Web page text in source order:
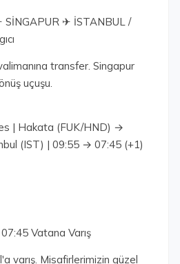
SİNGAPUR ✈ İSTANBUL /
transfer. Singapur
uçuşu.
| Hakata (FUK/HND) →
(IST) | 09:55 → 07:45 (+1)
Vatana Varış
varış. Misafirlerimizin güzel